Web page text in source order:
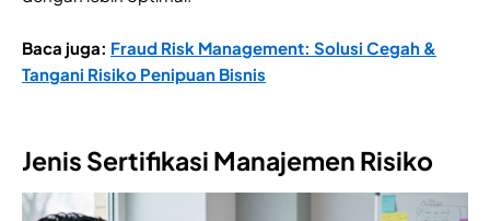
Baca juga: Fraud Risk Management: Solusi Cegah &
Tangani Risiko Penipuan Bisnis
Jenis Sertifikasi Manajemen Risiko